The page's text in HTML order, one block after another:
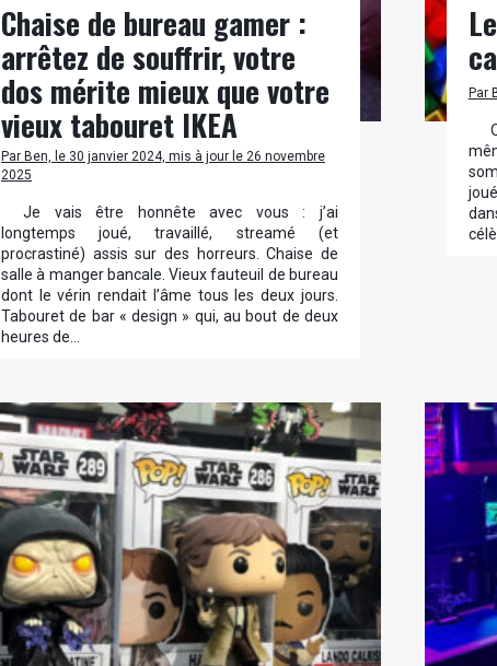
Chaise de bureau gamer :
arrêtez de souffrir, votre
dos mérite mieux que votre
vieux tabouret IKEA
Par Ben, le 30 janvier 2024, mis à jour le 26 novembre
2025
Je vais être honnête avec vous : j’ai
longtemps joué, travaillé, streamé (et
procrastiné) assis sur des horreurs. Chaise de
salle à manger bancale. Vieux fauteuil de bureau
dont le vérin rendait l’âme tous les deux jours.
Tabouret de bar « design » qui, au bout de deux
heures de…
Par